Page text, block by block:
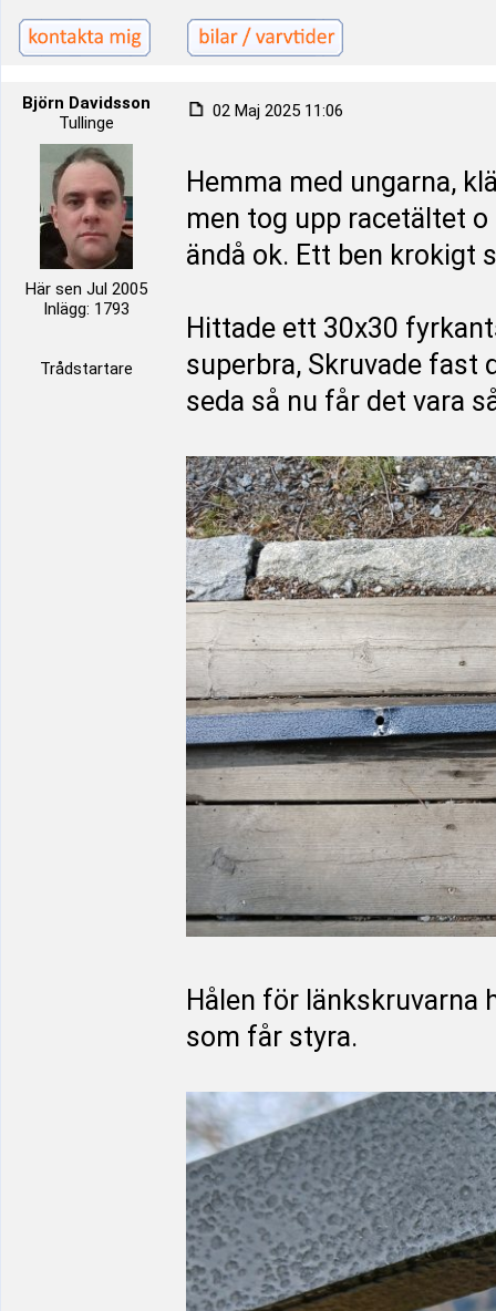
Björn Davidsson
Tullinge
Här sen Jul 2005
Inlägg: 1793
Trådstartare
02 Maj 2025 11:06
Hemma med ungarna,
men tog upp racetältet o
ändå ok. Ett ben krokigt
Hittade ett 30x30
superbra, Skruvade fast
seda så nu får det vara
Hålen för länkskruvarna
som får styra.